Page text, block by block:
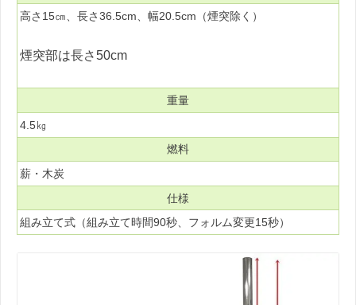
高さ15㎝、長さ36.5cm、幅20.5cm（煙突除く）
煙突部は長さ50cm
重量
4.5㎏
燃料
薪・木炭
仕様
組み立て式（組み立て時間90秒、フォルム変更15秒）